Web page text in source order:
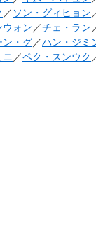
／ ソン・グィヒョン
ウォン ／チェ・ラン
ン・グ／ハン・ジミ
／ペク・スンウク